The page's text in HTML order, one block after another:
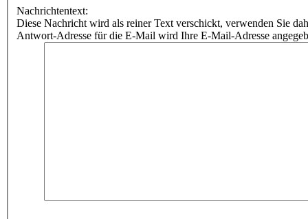
Nachrichtentext:
Diese Nachricht wird als reiner Text verschickt, verwenden Sie
Antwort-Adresse für die E-Mail wird Ihre E-Mail-Adresse